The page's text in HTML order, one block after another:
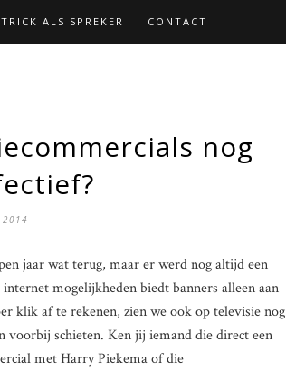
ALS SPREKER CONTACT
nog
2014
jaar wat terug, maar er werd nog altijd een
mogelijkheden biedt banners alleen aan
klik af te rekenen, zien we ook op televisie nog
schieten. Ken jij iemand die direct een
met Harry Piekema of die